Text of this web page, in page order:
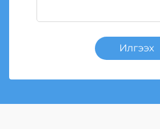
Илгээх